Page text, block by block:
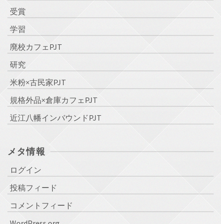
受賞
学習
廃校カフェPJT
研究
米粉×古民家PJT
規格外品×倉庫カフェPJT
近江八幡インバウンドPJT
メタ情報
ログイン
投稿フィード
コメントフィード